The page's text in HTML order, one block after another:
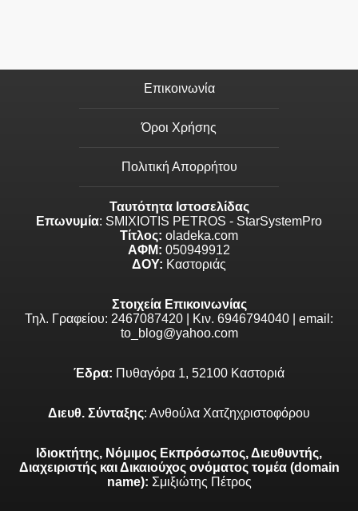
Επικοινωνία
Όροι Χρήσης
Πολιτική Απορρήτου
Ταυτότητα Ιστοσελίδας
Επωνυμία: SMIXIOTIS PETROS - StarSystemPro
Τίτλος: oladeka.com
ΑΦΜ: 050949912
ΔΟΥ: Καστοριάς
Στοιχεία Επικοινωνίας
Τηλ. Γραφείου: 2467087420 | Κιν. 6946794040 | email:
to_blog@yahoo.com
Έδρα: Πυθαγόρα 1, 52100 Καστοριά
Διευθ. Σύνταξης: Ανθούλα Χατζηχριστοφόρου
Ιδιοκτήτης, Νόμιμος Εκπρόσωπος, Διευθυντής,
Διαχειριστής και Δικαιούχος ονόματος τομέα (domain
name): Σμιξιώτης Πέτρος